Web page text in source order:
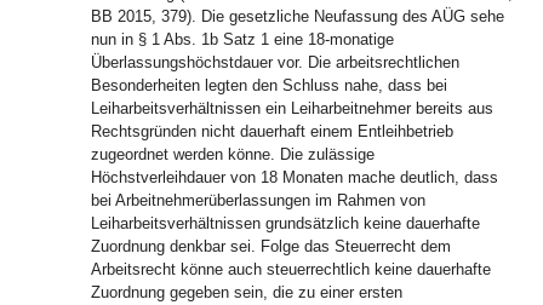
BB 2015, 379). Die gesetzliche Neufassung des AÜG sehe
nun in § 1 Abs. 1b Satz 1 eine 18-monatige
Überlassungshöchstdauer vor. Die arbeitsrechtlichen
Besonderheiten legten den Schluss nahe, dass bei
Leiharbeitsverhältnissen ein Leiharbeitnehmer bereits aus
Rechtsgründen nicht dauerhaft einem Entleihbetrieb
zugeordnet werden könne. Die zulässige
Höchstverleihdauer von 18 Monaten mache deutlich, dass
bei Arbeitnehmerüberlassungen im Rahmen von
Leiharbeitsverhältnissen grundsätzlich keine dauerhafte
Zuordnung denkbar sei. Folge das Steuerrecht dem
Arbeitsrecht könne auch steuerrechtlich keine dauerhafte
Zuordnung gegeben sein, die zu einer ersten